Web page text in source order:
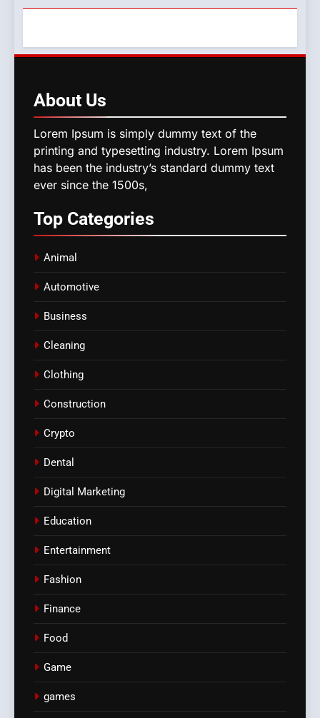
About Us
Lorem Ipsum is simply dummy text of the
printing and typesetting industry. Lorem Ipsum
has been the industry’s standard dummy text
ever since the 1500s,
Top Categories
Animal
Automotive
Business
Cleaning
Clothing
Construction
Crypto
Dental
Digital Marketing
Education
Entertainment
Fashion
Finance
Food
Game
games